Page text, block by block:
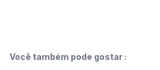
Você também pode gostar :